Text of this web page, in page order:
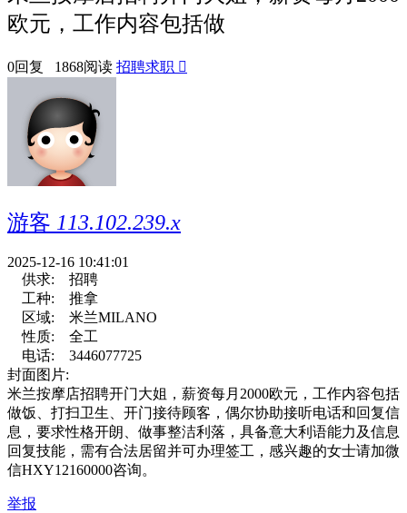
欧元，工作内容包括做
0回复 1868阅读 招聘求职 
游客 113.102.239.x
2025-12-16 10:41:01
供求:
招聘
工种:
推拿
区域:
米兰MILANO
性质:
全工
电话:
3446077725
封面图片:
米兰按摩店招聘开门大姐，薪资每月2000欧元，工作内容包括
做饭、打扫卫生、开门接待顾客，偶尔协助接听电话和回复信
息，要求性格开朗、做事整洁利落，具备意大利语能力及信息
回复技能，需有合法居留并可办理签工，感兴趣的女士请加微
信HXY12160000咨询。
举报